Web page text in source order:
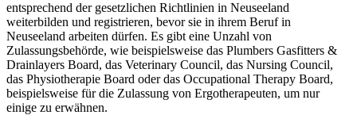
entsprechend der gesetzlichen Richtlinien in Neuseeland
weiterbilden und registrieren, bevor sie in ihrem Beruf in
Neuseeland arbeiten dürfen. Es gibt eine Unzahl von
Zulassungsbehörde, wie beispielsweise das Plumbers Gasfitters &
Drainlayers Board, das Veterinary Council, das Nursing Council,
das Physiotherapie Board oder das Occupational Therapy Board,
beispielsweise für die Zulassung von Ergotherapeuten, um nur
einige zu erwähnen.